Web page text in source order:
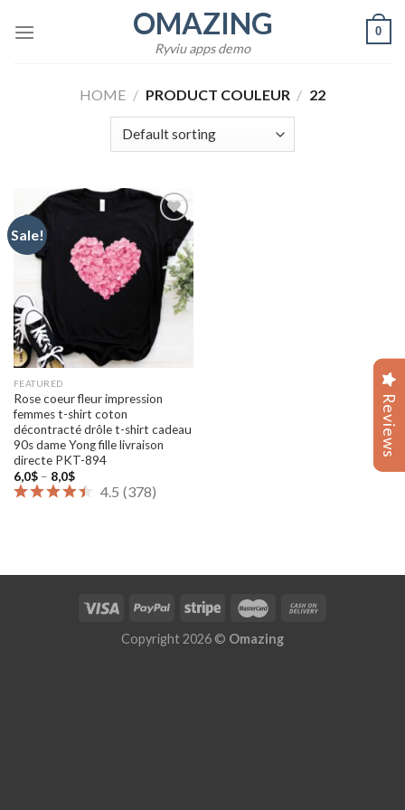
OMAZING
Ryviu apps demo
0
HOME / PRODUCT COULEUR / 22
Sale!
Add to
wishlist
FEATURED
Rose coeur fleur impression
femmes t-shirt coton
décontracté drôle t-shirt cadeau
90s dame Yong fille livraison
directe PKT-894
6,0$ – 8,0$Price
range:
6,0$
4.5 (378)
Copyright 2026 © Omazing
Reviews
Reviews